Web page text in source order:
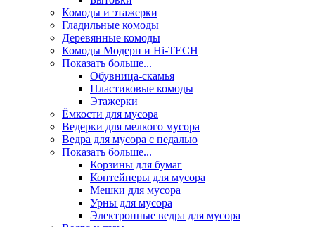
Комоды и этажерки
Гладильные комоды
Деревянные комоды
Комоды Модерн и Hi-TECH
Показать больше...
Обувница-скамья
Пластиковые комоды
Этажерки
Ёмкости для мусора
Ведерки для мелкого мусора
Ведра для мусора с педалью
Показать больше...
Корзины для бумаг
Контейнеры для мусора
Мешки для мусора
Урны для мусора
Электронные ведра для мусора